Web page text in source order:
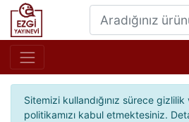
Sitemizi kullandığınız sürece
politikamızı kabul etmektesiniz.